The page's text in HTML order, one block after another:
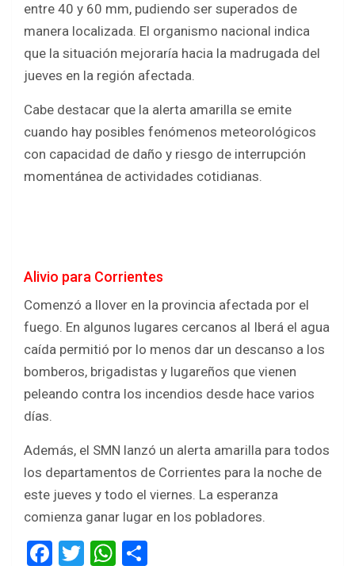
entre 40 y 60 mm, pudiendo ser superados de
manera localizada. El organismo nacional indica
que la situación mejoraría hacia la madrugada del
jueves en la región afectada.
Cabe destacar que la alerta amarilla se emite
cuando hay posibles fenómenos meteorológicos
con capacidad de daño y riesgo de interrupción
momentánea de actividades cotidianas.
Alivio para Corrientes
Comenzó a llover en la provincia afectada por el
fuego. En algunos lugares cercanos al Iberá el agua
caída permitió por lo menos dar un descanso a los
bomberos, brigadistas y lugareños que vienen
peleando contra los incendios desde hace varios
días.
Además, el SMN lanzó un alerta amarilla para todos
los departamentos de Corrientes para la noche de
este jueves y todo el viernes. La esperanza
comienza ganar lugar en los pobladores.
F
T
W